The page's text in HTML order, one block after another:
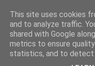
This site uses cookies
and to analyze traffic.
shared with Google
metrics to ensure
statistics, and to detect